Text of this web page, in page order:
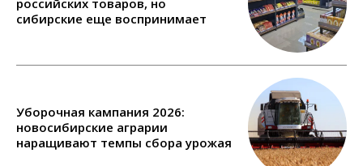
сибирские еще воспринимает
Уборочная кампания 2026:
новосибирские аграрии
наращивают темпы сбора урожая